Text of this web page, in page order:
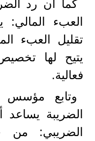
كما أن رد
العبء
تقليل العبء
يتيح لها
فعالية.
وتابع مؤسس
الضريبة يساعد
الضريبي: من